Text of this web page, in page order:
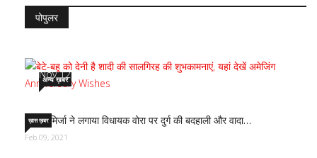
पोपुलर
Nov 12, 2022
अन्य ख़बर
साजिद मिर्जा ने लगाया विधायक वोरा पर दुर्ग की बदहाली और वादा…
ख़ास ख़बर
Feb 09, 2021